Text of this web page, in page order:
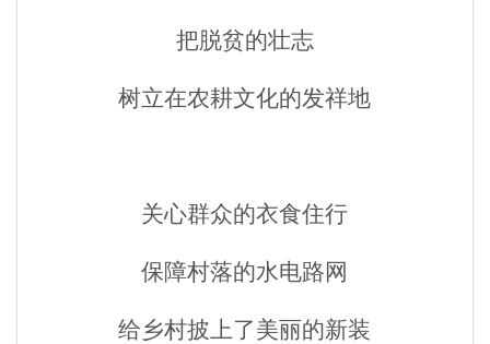
把脱贫的壮志
树立在农耕文化的发祥地
关心群众的衣食住行
保障村落的水电路网
给乡村披上了美丽的新装